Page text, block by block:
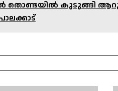
തൊണ്ടയിൽ കുടുങ്ങി